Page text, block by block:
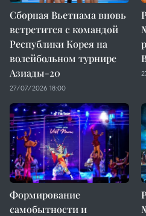
Сборная Вьетнама вновь
встретится с командой
Республики Корея на
волейбольном турнире
Азиады-20
27/07/2026 18:00
Формирование
самобытности и